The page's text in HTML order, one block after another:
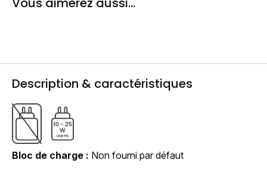
Description & caractéristiques
Bloc de charge
Non fourni par défaut